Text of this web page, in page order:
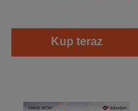
Kup teraz